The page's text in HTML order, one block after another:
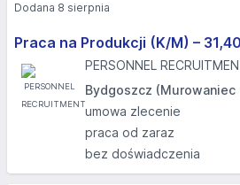
Praca na Produkcji (K/M) –
PERSONNEL
Bydgoszcz (Murowaniec
umowa zlecenie
praca od zaraz
bez doświadczenia
Dodana 8 sierpnia